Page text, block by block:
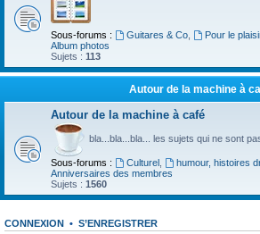
Sous-forums : Guitares & Co, Pour le
Album photos
Sujets : 113
Autour de la machine à
Autour de la machine à café
bla...bla...bla... les sujets qui ne sont
Sous-forums : Culturel, humour, histoires
Anniversaires des membres
Sujets : 1560
CONNEXION • S’ENREGISTRER